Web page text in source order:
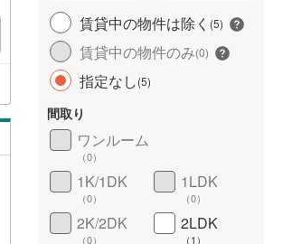
賃貸中の物件は除く (5)
賃貸中の物件のみ(0)
指定なし(5)
間取り
ワンルーム
（0）
1K/1DK
（0）
1LDK
（0）
2K/2DK
（0）
2LDK
（1 ）
ワイドバルコニー